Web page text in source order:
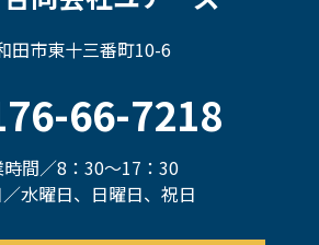
田市東十三番町10-6
66-7218
時間／8：30～17：30
水曜日、日曜日、祝日